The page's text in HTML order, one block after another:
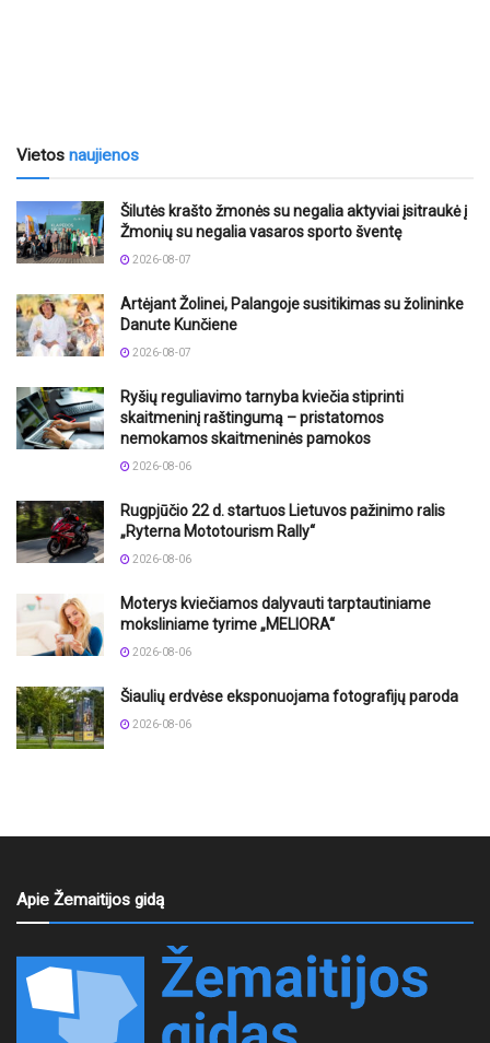
Vietos naujienos
Šilutės krašto žmonės su negalia aktyviai įsitraukė į
Žmonių su negalia vasaros sporto šventę
2026-08-07
Artėjant Žolinei, Palangoje susitikimas su žolininke
Danute Kunčiene
2026-08-07
Ryšių reguliavimo tarnyba kviečia stiprinti
skaitmeninį raštingumą – pristatomos
nemokamos skaitmeninės pamokos
2026-08-06
Rugpjūčio 22 d. startuos Lietuvos pažinimo ralis
„Ryterna Mototourism Rally“
2026-08-06
Moterys kviečiamos dalyvauti tarptautiniame
moksliniame tyrime „MELIORA“
2026-08-06
Šiaulių erdvėse eksponuojama fotografijų paroda
2026-08-06
Apie Žemaitijos gidą